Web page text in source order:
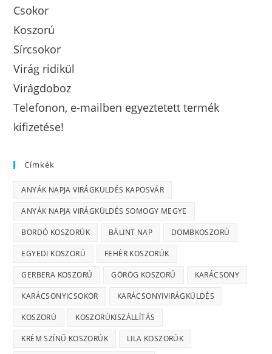
Csokor
Koszorú
Sírcsokor
Virág ridikül
Virágdoboz
Telefonon, e-mailben egyeztetett termék
kifizetése!
Címkék
ANYÁK NAPJA VIRÁGKÜLDÉS KAPOSVÁR
ANYÁK NAPJA VIRÁGKÜLDÉS SOMOGY MEGYE
BORDÓ KOSZORÚK BÁLINT NAP DOMBKOSZORÚ
EGYEDI KOSZORÚ FEHÉR KOSZORÚK
GERBERA KOSZORÚ GÖRÖG KOSZORÚ KARÁCSONY
KARÁCSONYICSOKOR KARÁCSONYIVIRÁGKÜLDÉS
KOSZORÚ KOSZORÚKISZÁLLÍTÁS
KRÉM SZÍNŰ KOSZORÚK LILA KOSZORÚK